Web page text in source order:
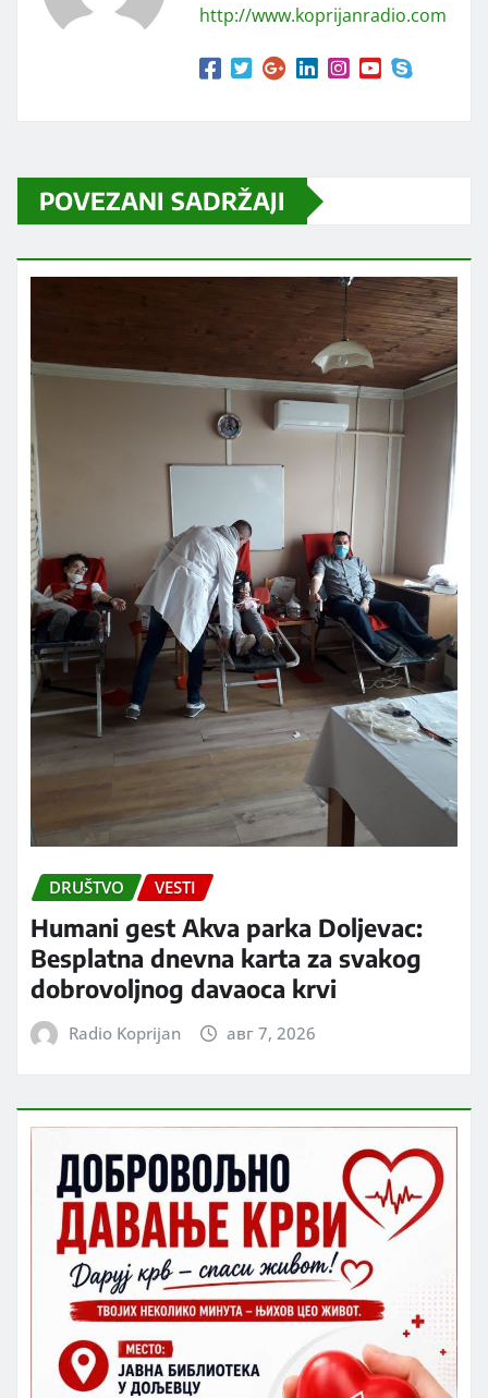
http://www.koprijanradio.com
POVEZANI SADRŽAJI
DRUŠTVO VESTI
Humani gest Akva parka Doljevac:
Besplatna dnevna karta za svakog
dobrovoljnog davaoca krvi
Radio Koprijan авг 7, 2026